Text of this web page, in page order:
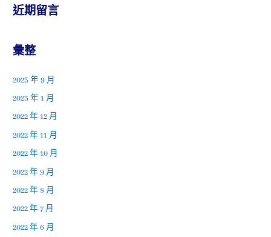
近期留言
彙整
2023 年 9 月
2023 年 1 月
2022 年 12 月
2022 年 11 月
2022 年 10 月
2022 年 9 月
2022 年 8 月
2022 年 7 月
2022 年 6 月